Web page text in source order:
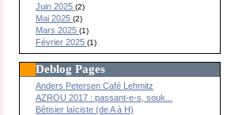
Juin 2025(2)
Mai 2025(2)
Mars 2025(1)
Février 2025(1)
Deblog Pages
Anders Petersen Café Lehmitz
AZROU 2017 : passant-e-s, souk...
Bêtisier laïciste (de A à H)